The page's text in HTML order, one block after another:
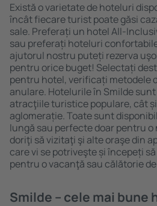
Există o varietate de hoteluri
încât fiecare turist poate găsi
sale. Preferați un hotel All-
sau preferați hoteluri
ajutorul nostru puteți rezerva
pentru orice buget! Selectați
pentru hotel, verificați metodele
anulare. Hotelurile în Smilde
atracţiile turistice populare, cât
aglomerație. Toate sunt
lungă sau perfecte doar pentru
doriţi să vizitaţi şi alte oraşe din
care vi se potriveşte și începeți
pentru o vacanţă sau călătorie
Smilde – cele mai bune